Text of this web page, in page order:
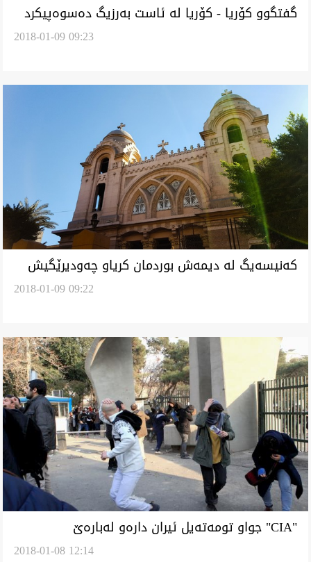
گفتگوو كۆريا - كۆريا له‌ ئاست به‌رزيگ ده‌سوه‌پيكرد
2018-01-09 09:23
كه‌نيسه‌يگ له‌ ديمه‌ش بوردمان كرياو چه‌وديرێگيش
2018-01-09 09:22
"CIA" جواو تومه‌ته‌يل ئيران داره‌و له‌باره‌ێ
2018-01-08 12:14